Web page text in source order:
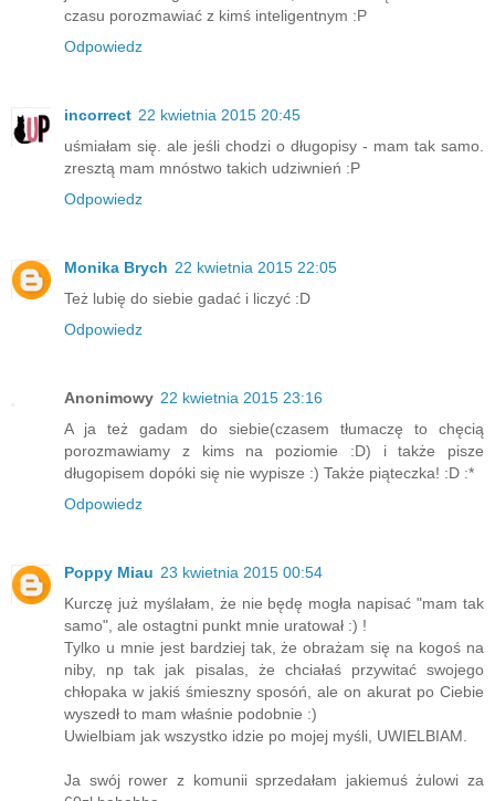
czasu porozmawiać z kimś inteligentnym :P
Odpowiedz
incorrect 22 kwietnia 2015 20:45
uśmiałam się. ale jeśli chodzi o długopisy - mam tak samo.
zresztą mam mnóstwo takich udziwnień :P
Odpowiedz
Monika Brych 22 kwietnia 2015 22:05
Też lubię do siebie gadać i liczyć :D
Odpowiedz
Anonimowy 22 kwietnia 2015 23:16
A ja też gadam do siebie(czasem tłumaczę to chęcią
porozmawiamy z kims na poziomie :D) i także pisze
długopisem dopóki się nie wypisze :) Także piąteczka! :D :*
Odpowiedz
Poppy Miau 23 kwietnia 2015 00:54
Kurczę już myślałam, że nie będę mogła napisać "mam tak
samo", ale ostagtni punkt mnie uratował :) !
Tylko u mnie jest bardziej tak, że obrażam się na kogoś na
niby, np tak jak pisalas, że chciałaś przywitać swojego
chłopaka w jakiś śmieszny sposóń, ale on akurat po Ciebie
wyszedł to mam właśnie podobnie :)
Uwielbiam jak wszystko idzie po mojej myśli, UWIELBIAM.
Ja swój rower z komunii sprzedałam jakiemuś żulowi za